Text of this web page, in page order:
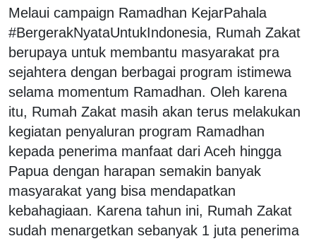
Melaui campaign Ramadhan KejarPahala
#BergerakNyataUntukIndonesia, Rumah Zakat
berupaya untuk membantu masyarakat pra
sejahtera dengan berbagai program istimewa
selama momentum Ramadhan. Oleh karena
itu, Rumah Zakat masih akan terus melakukan
kegiatan penyaluran program Ramadhan
kepada penerima manfaat dari Aceh hingga
Papua dengan harapan semakin banyak
masyarakat yang bisa mendapatkan
kebahagiaan. Karena tahun ini, Rumah Zakat
sudah menargetkan sebanyak 1 juta penerima